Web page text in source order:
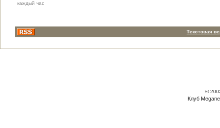
каждый час
Текстовая
©
Клуб